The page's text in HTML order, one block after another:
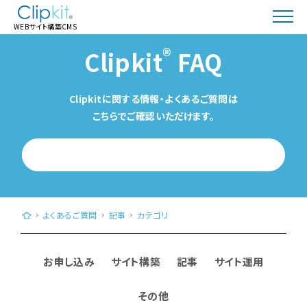
WEBサイト構築CMS
Clipkit® FAQ
Clipkitに関する情報・よくあるご質問は
こちらでご確認いただけます。
WEBサイト構築CMS「Clipkit®（クリップキット）」｜日本発、クラウド型（
よくあるご質問 記事 カテゴリ
お申し込み サイト構築 記事 サイト運用
その他